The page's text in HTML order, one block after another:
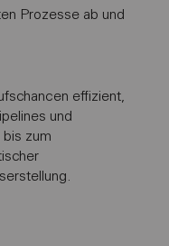
Prozesse ab und
effizient,
und
zum